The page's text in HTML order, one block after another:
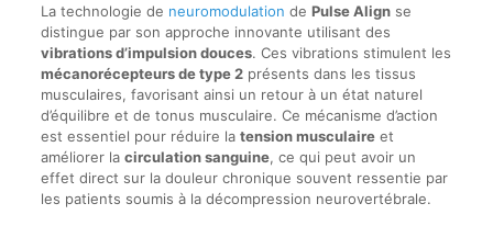
La technologie de neuromodulation de Pulse Alignse
distingue par son approche innovante utilisant des
vibrations d’impulsion douces. Ces vibrations stimulent les
mécanorécepteurs de type 2présents dans les tissus
musculaires, favorisant ainsi un retour à un état naturel
d’équilibre et de tonus musculaire. Ce mécanisme d’action
est essentiel pour réduire la tension musculaireet
améliorer la circulation sanguine, ce qui peut avoir un
effet direct sur la douleur chronique souvent ressentie par
les patients soumis à la décompression neurovertébrale.